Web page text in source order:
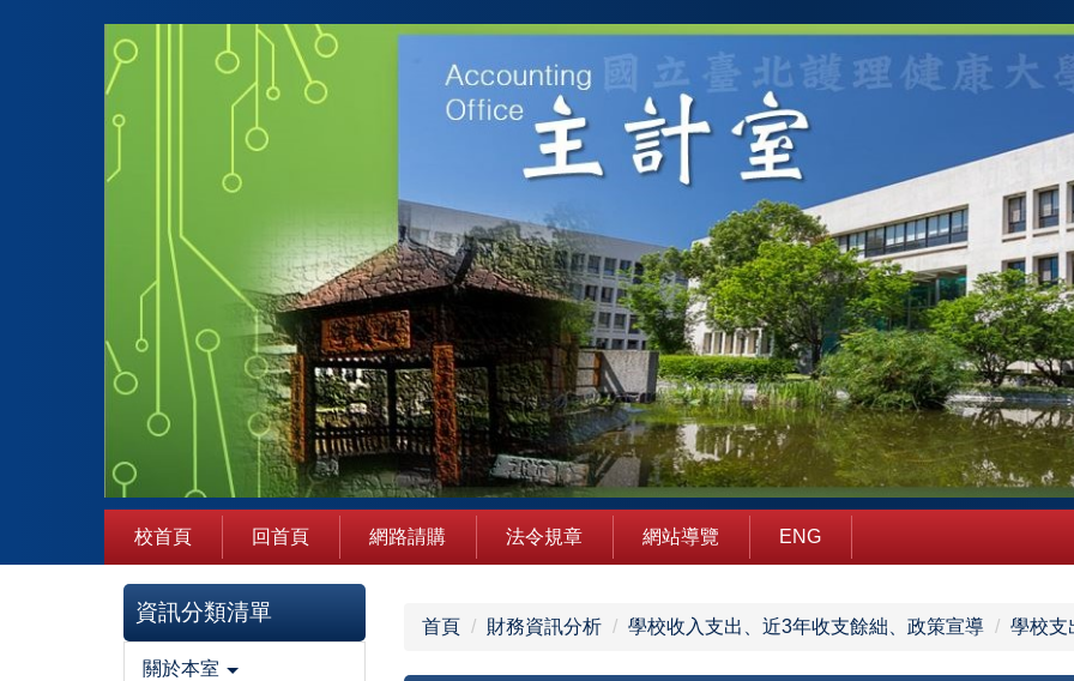
校首頁 回首頁 網路請購 法令規章 網站導覽 ENG
資訊分類清單
關於本室
首頁 財務資訊分析 學校收入支出、近3年收支餘絀、政策宣導 學校支